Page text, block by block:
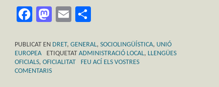
Facebook
Mastodon
Email
PUBLICAT EN DRET, GENERAL, SOCIOLINGÜÍSTICA, UNIÓ
EUROPEA
ETIQUETAT ADMINISTRACIÓ LOCAL, LLENGÜES
OFICIALS, OFICIALITAT
FEU ACÍ ELS VOSTRES
COMENTARIS